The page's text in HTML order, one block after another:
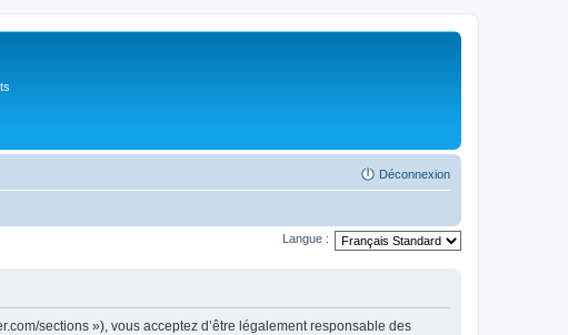
Déconnexion
Langue :
sections »), vous acceptez d’être légalement responsable des